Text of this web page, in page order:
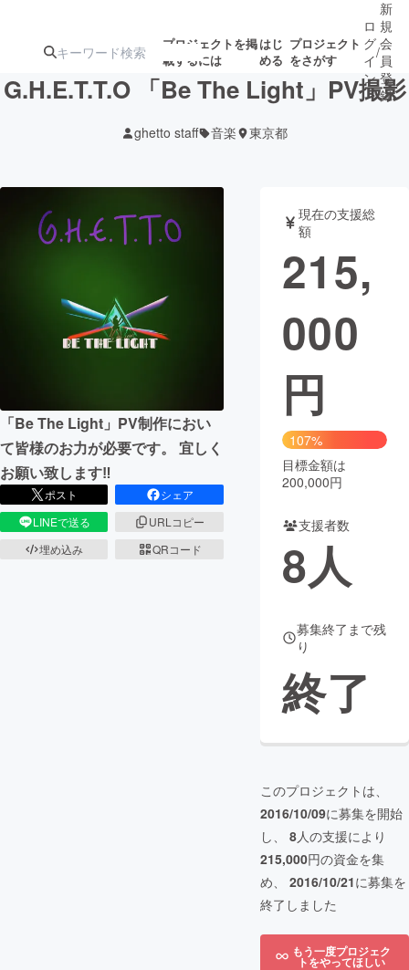
プロジェクトを掲
載するには
はじ
める
プロジェクト
をさがす
アート・写真
テクノロジー・ガジェット ゲーム・サ
映像・映画 書籍・雑誌
まちづくり・地域活性化
CAMPFIRE for Social Good
CAMPFIREふるさと納税
コミュニティ
ロ
グ
イ
ン
/
新
規
会
員
登
録
G.H.E.T.T.O 「Be The Light」PV撮影
ghetto staff 音楽 東京都
「Be The Light」PV制作におい
て皆様のお力が必要です。 宜しく
お願い致します‼︎
ポスト
シェア
LINEで送る
URLコピー
埋め込み
QRコード
現在の支援総
額
215,
000
円
107%
目標金額は
200,000円
支援者数
8人
募集終了まで残
り
終了
このプロジェクトは、
2016/10/09に募集を開始
し、 8人の支援により
215,000円の資金を集
め、 2016/10/21に募集を
終了しました
もう一度プロジェク
トをやってほしい